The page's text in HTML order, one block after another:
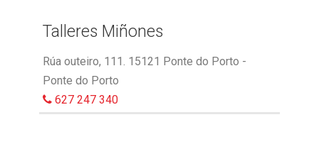
Talleres Miñones
Rúa outeiro, 111. 15121 Ponte do Porto -
Ponte do Porto
627 247 340